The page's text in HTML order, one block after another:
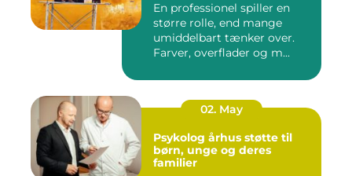
En professionel spiller en
større rolle, end mange
umiddelbart tænker over.
Farver, overflader og m...
02. May
Psykolog århus støtte til
børn, unge og deres
familier